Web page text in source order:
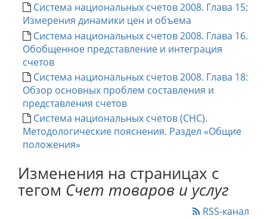
Система национальных счетов 2008. Глава 15:
Измерения динамики цен и объема
Система национальных счетов 2008. Глава 16.
Обобщенное представление и интеграция
счетов
Система национальных счетов 2008. Глава 18:
Обзор основных проблем составления и
представления счетов
Система национальных счетов (СНС).
Методологические пояснения. Раздел «Общие
положения»
Изменения на страницах с
тегом Счет товаров и услуг
RSS-канал